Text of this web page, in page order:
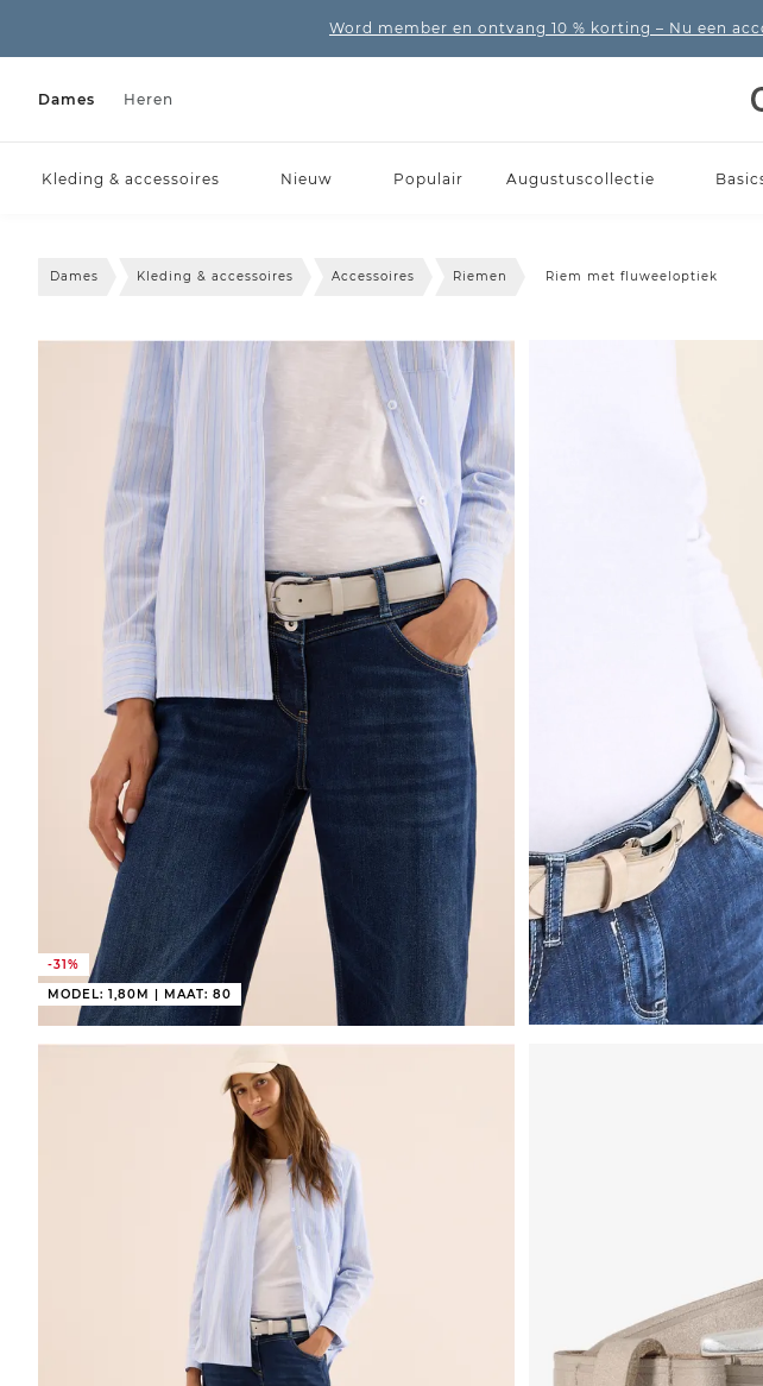
Word member en ontvang 10 % korting – Nu een
Dames Heren
Kleding & accessoires Nieuw Populair Augustuscollectie
Dames Kleding & accessoires Accessoires Riemen Riem met fluweeloptiek
-31%
MODEL: 1,80M | MAAT: 80